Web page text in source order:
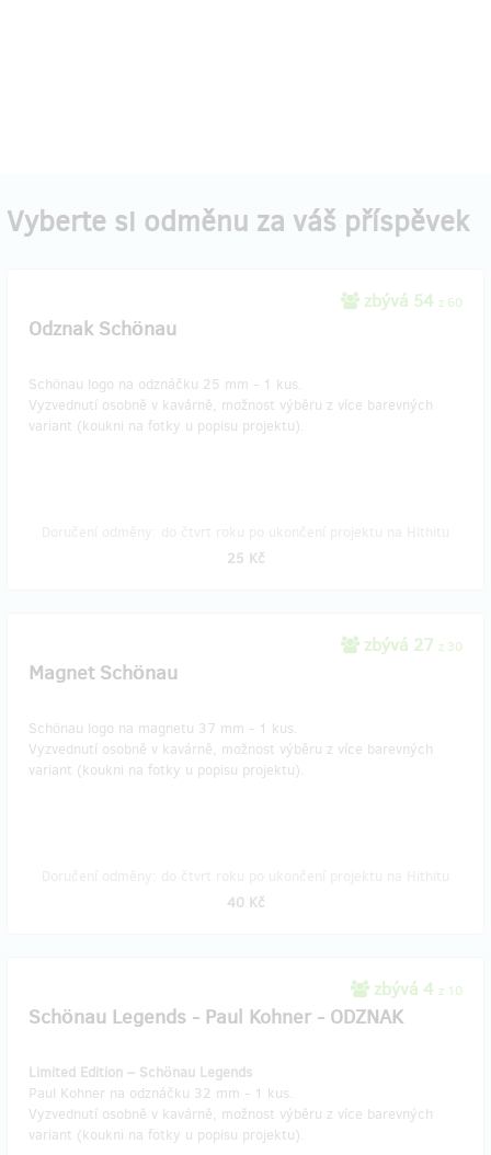
Vyberte si odměnu za váš příspěvek
zbývá 54 z 60
Odznak Schönau
Schönau logo na odznáčku 25 mm - 1 kus.
Vyzvednutí osobně v kavárně, možnost výběru z více barevných
variant (koukni na fotky u popisu projektu).
25 Kč
zbývá 27 z 30
Magnet Schönau
Schönau logo na magnetu 37 mm - 1 kus.
Vyzvednutí osobně v kavárně, možnost výběru z více barevných
variant (koukni na fotky u popisu projektu).
40 Kč
zbývá 4 z 10
Schönau Legends - Paul Kohner - ODZNAK
Limited Edition – Schönau Legends
Paul Kohner na odznáčku 32 mm - 1 kus.
Vyzvednutí osobně v kavárně, možnost výběru z více barevných
variant (koukni na fotky u popisu projektu).